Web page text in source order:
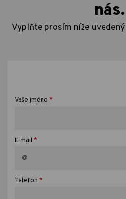
nás.
Vyplňte prosím níže
Vaše jméno *
E-mail *
Telefon *